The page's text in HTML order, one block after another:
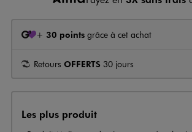
+ 30 points grâce à cet achat
Retours OFFERTS 30 jours
Les plus produit